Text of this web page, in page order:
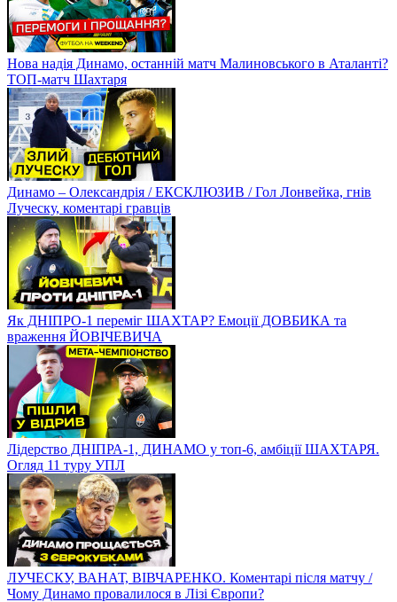
Нова надія Динамо, останній матч Малиновського в Аталанті?
ТОП-матч Шахтаря
Динамо – Олександрія / ЕКСКЛЮЗИВ / Гол Лонвейка, гнів
Луческу, коментарі гравців
Як ДНІПРО-1 переміг ШАХТАР? Емоції ДОВБИКА та
враження ЙОВІЧЕВИЧА
Лідерство ДНІПРА-1, ДИНАМО у топ-6, амбіції ШАХТАРЯ.
Огляд 11 туру УПЛ
ЛУЧЕСКУ, ВАНАТ, ВІВЧАРЕНКО. Коментарі після матчу /
Чому Динамо провалилося в Лізі Європи?